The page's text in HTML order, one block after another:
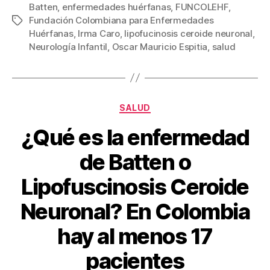
e
b
o
o
er
e
st
p
ar
tir
Etiquetas
Batten, enfermedades huérfanas, FUNCOLEHF,
Fundación Colombiana para Enfermedades
Huérfanas, Irma Caro, lipofucinosis ceroide neuronal,
Neurología Infantil, Oscar Mauricio Espitia, salud
Categorías
SALUD
¿Qué es la enfermedad
de Batten o
Lipofuscinosis Ceroide
Neuronal? En Colombia
hay al menos 17
pacientes